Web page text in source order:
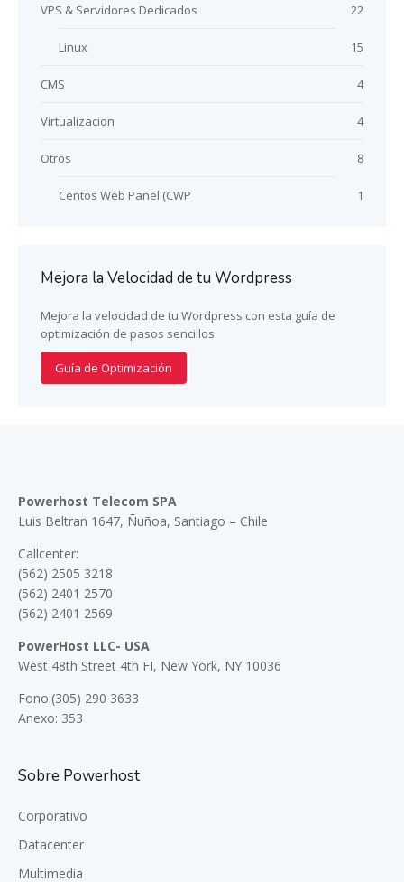
VPS & Servidores Dedicados 22
Linux 15
CMS 4
Virtualizacion 4
Otros 8
Centos Web Panel (CWP 1
Mejora la Velocidad de tu Wordpress
Mejora la velocidad de tu Wordpress con esta guía de
optimización de pasos sencillos.
Guía de Optimización
Powerhost Telecom SPA
Luis Beltran 1647, Ñuñoa, Santiago – Chile
Callcenter:
(562) 2505 3218
(562) 2401 2570
(562) 2401 2569
PowerHost LLC- USA
West 48th Street 4th FI, New York, NY 10036
Fono:(305) 290 3633
Anexo: 353
Sobre Powerhost
Corporativo
Datacenter
Multimedia